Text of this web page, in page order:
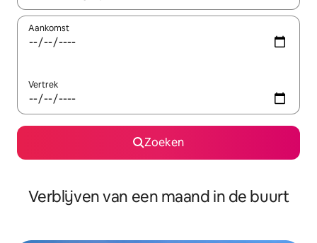
Aankomst
Vertrek
Zoeken
Verblijven van een maand in de buurt